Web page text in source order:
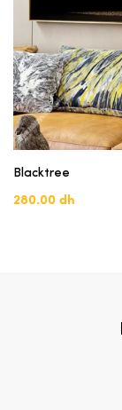
Blacktree
280.00 dh